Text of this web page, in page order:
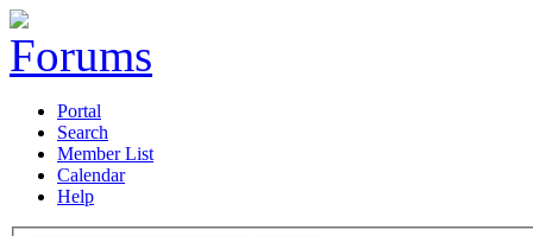
Portal
Search
Member List
Calendar
Help